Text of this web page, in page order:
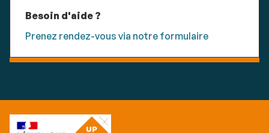
Besoin d'aide ?
Prenez rendez-vous via notre formulaire